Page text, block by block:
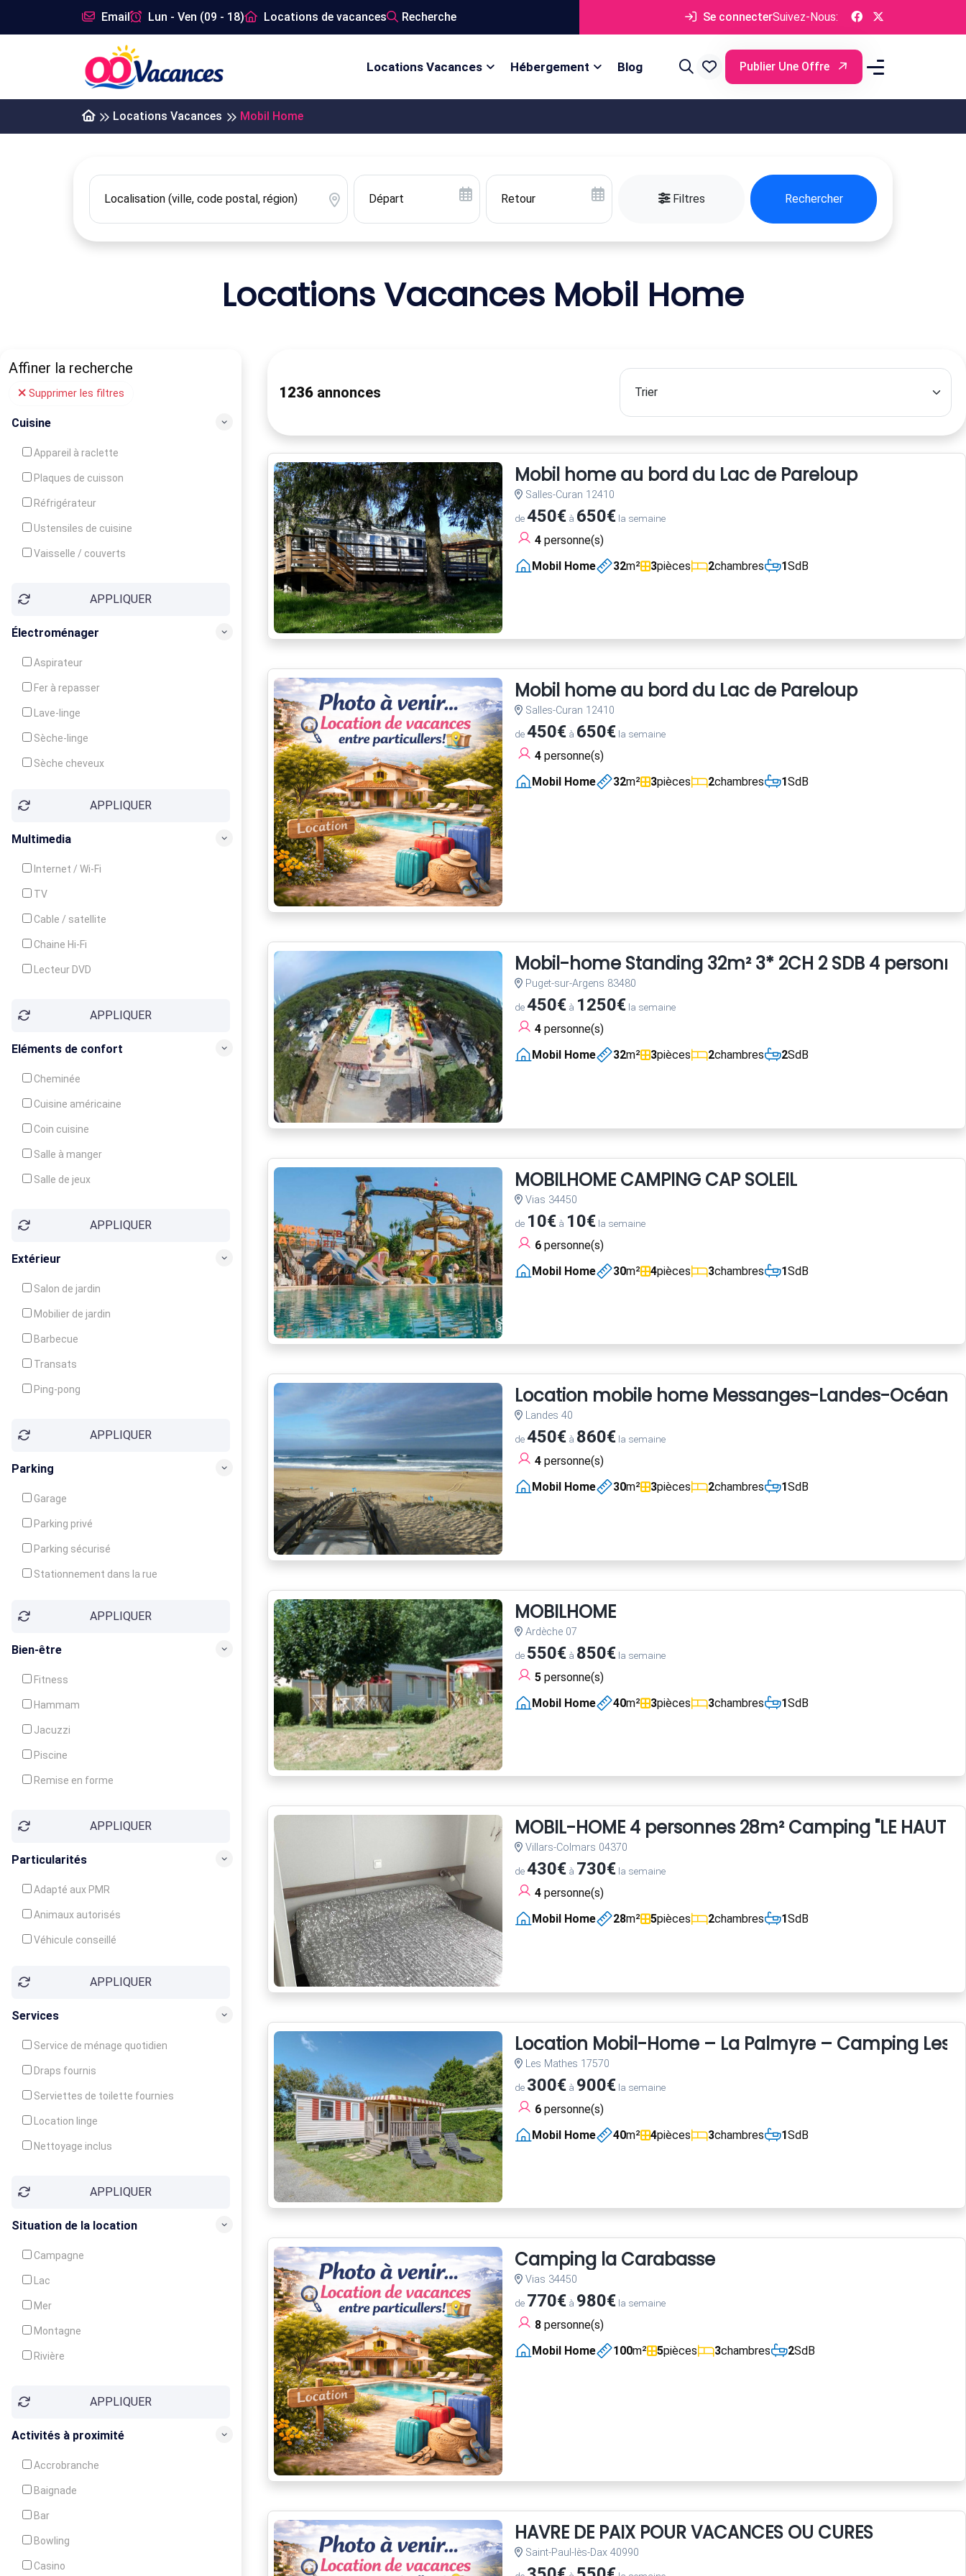
Email Lun - Ven (09 - 18) Locations de vacances Recherche Se connecterSuivez-Nous:
Locations Vacances Hébergement Blog Publier Une Offre
Locations Vacances Mobil Home
Filtres Rechercher
Locations Vacances Mobil Home
Affiner la recherche
Supprimer les filtres
Cuisine
Appareil à raclette
Plaques de cuisson
Réfrigérateur
Ustensiles de cuisine
Vaisselle / couverts
Congélateur
APPLIQUER
Électroménager
Aspirateur
Fer à repasser
Lave-linge
Sèche-linge
Sèche cheveux
APPLIQUER
Multimedia
Internet / Wi-Fi
TV
Cable / satellite
Chaine Hi-Fi
Lecteur DVD
APPLIQUER
Eléments de confort
Cheminée
Cuisine américaine
Coin cuisine
Salle à manger
Salle de jeux
Balcon / Terrasse
APPLIQUER
Extérieur
Salon de jardin
Mobilier de jardin
Barbecue
Transats
Ping-pong
Jeux d'enfantsAPPLIQUER
Parking
Garage
Parking privé
Parking sécurisé
Stationnement dans la rue
APPLIQUER
Bien-être
Fitness
Hammam
Jacuzzi
Piscine
Remise en forme
Soins du corpsAPPLIQUER
Particularités
Adapté aux PMR
Animaux autorisés
Véhicule conseillé
APPLIQUER
Services
Service de ménage quotidien
Draps fournis
Serviettes de toilette fournies
Location linge
Nettoyage inclus
Garde d'enfants
Crèche
APPLIQUER
Situation de la location
Campagne
Lac
Mer
Montagne
Rivière
APPLIQUER
Activités à proximité
Accrobranche
Baignade
Bar
Bowling
Casino
1236 annonces
Mobil home au bord du Lac de Pareloup
Salles-Curan 12410
de450€à 650€la semaine
4personne(s)
Mobil Home
32m² 3pièces 2chambres 1SdB
Mobil home au bord du Lac de Pareloup
Salles-Curan 12410
de450€à 650€la semaine
4personne(s)
Mobil Home
32m² 3pièces 2chambres 1SdB
Mobil-home Standing 32m² 3* 2CH 2 SDB 4 personne
Puget-sur-Argens 83480
de450€à 1250€la semaine
4personne(s)
Mobil Home
32m² 3pièces 2chambres 2SdB
MOBILHOME CAMPING CAP SOLEIL
Vias 34450
de 10€à 10€la semaine
6personne(s)
Mobil Home
30m² 4pièces 3chambres 1SdB
Location mobile home Messanges-Landes-Océan
Landes 40
de450€à 860€la semaine
4personne(s)
Mobil Home
30m² 3pièces 2chambres 1SdB
MOBILHOME
Ardèche 07
de 550€à 850€la semaine
5personne(s)
Mobil Home
40m² 3pièces 3chambres 1SdB
MOBIL-HOME 4 personnes 28m² Camping "LE HAUT
Villars-Colmars 04370
de430€à 730€la semaine
4personne(s)
Mobil Home
28m² 5pièces 2chambres 1SdB
Location Mobil-Home – La Palmyre – Camping Les
Les Mathes 17570
de 300€à 900€la semaine
6personne(s)
Mobil Home
40m² 4pièces 3chambres 1SdB
Camping la Carabasse
Vias 34450
de 770€à 980€la semaine
8personne(s)
Mobil Home
100m² 5pièces 3chambres 2SdB
HAVRE DE PAIX POUR VACANCES OU CURES
Saint-Paul-lès-Dax 40990